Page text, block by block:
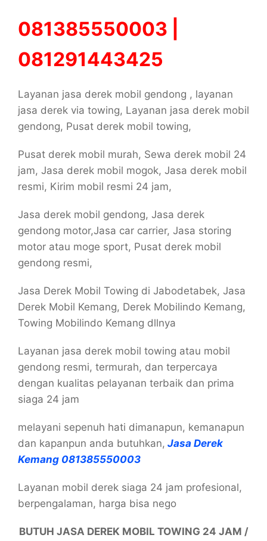
081385550003 |
081291443425
Layanan jasa derek mobil gendong , layanan
jasa derek via towing, Layanan jasa derek mobil
gendong, Pusat derek mobil towing,
Pusat derek mobil murah, Sewa derek mobil 24
jam, Jasa derek mobil mogok, Jasa derek mobil
resmi, Kirim mobil resmi 24 jam,
Jasa derek mobil gendong, Jasa derek
gendong motor,Jasa car carrier, Jasa storing
motor atau moge sport, Pusat derek mobil
gendong resmi,
Jasa Derek Mobil Towing di Jabodetabek, Jasa
Derek Mobil Kemang, Derek Mobilindo Kemang,
Towing Mobilindo Kemang dllnya
Layanan jasa derek mobil towing atau mobil
gendong resmi, termurah, dan terpercaya
dengan kualitas pelayanan terbaik dan prima
siaga 24 jam
melayani sepenuh hati dimanapun, kemanapun
dan kapanpun anda butuhkan, Jasa Derek
Kemang 081385550003
Layanan mobil derek siaga 24 jam profesional,
berpengalaman, harga bisa nego
BUTUH JASA DEREK MOBIL TOWING 24 JAM /